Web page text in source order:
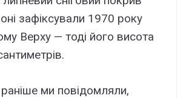
зафіксували 1970 року
Верху — тоді його висота
ми повідомляли,